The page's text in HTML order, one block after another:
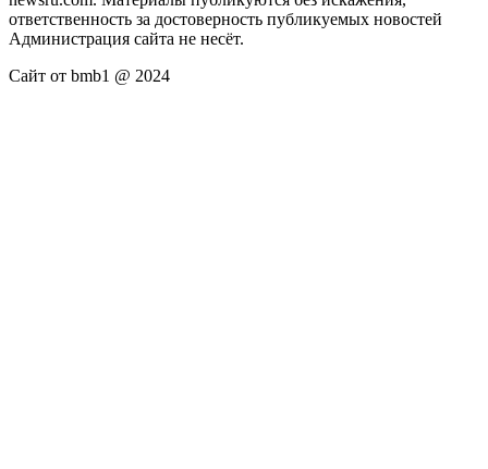
ответственность за достоверность публикуемых новостей
Администрация сайта не несёт.
Сайт от bmb1 @ 2024